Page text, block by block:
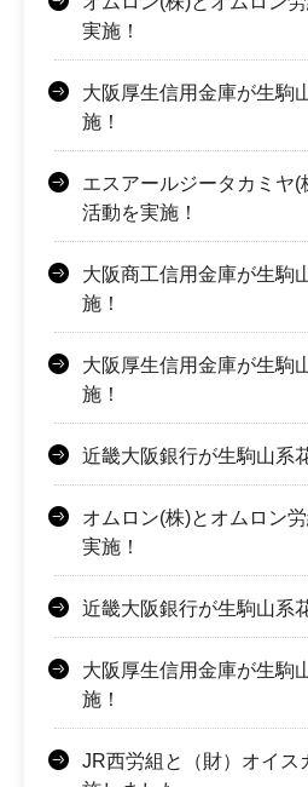
実施！
大阪厚生信用金庫が生駒
施！
エスアールジータカミヤ
活動を実施！
大阪商工信用金庫が生駒
施！
大阪厚生信用金庫が生駒
施！
近畿大阪銀行が生駒山系
オムロン(株)とオムロン
実施！
近畿大阪銀行が生駒山系
大阪厚生信用金庫が生駒
施！
JR西労組と（財）オイス